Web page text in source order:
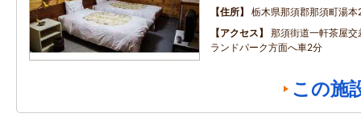
住所
栃木県那須郡那須町湯
アクセス
那須街道一軒茶屋
ランドパーク方面へ車2分
この施